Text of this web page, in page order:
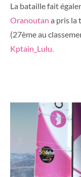
La bataille fait
Oranoutan a pris la
(27ème au
Kptain_Lulu.